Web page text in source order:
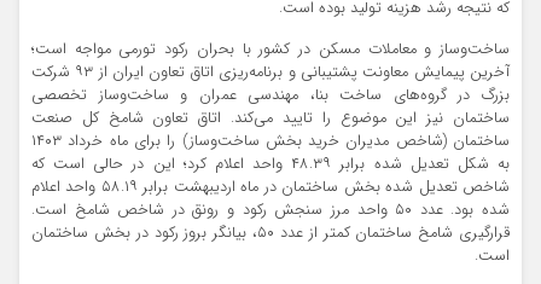
که نتیجه رشد هزینه تولید بوده است.
ساخت‌‌وساز و معاملات مسکن در کشور با بحران رکود تورمی مواجه است؛
آخرین پیمایش معاونت پشتیبانی و برنامه‌‌ریزی اتاق تعاون ایران از ۹۳ شرکت
بزرگ در گروه‌‌های ساخت بنا، مهندسی عمران و ساخت‌‌وساز تخصصی
ساختمان نیز این موضوع را تایید می‌کند. اتاق تعاون شامخ کل صنعت
ساختمان (شاخص مدیران خرید بخش ساخت‌‌وساز) را برای ماه خرداد ۱۴۰۳
به شکل تعدیل شده برابر ۴۸.۳۹ واحد اعلام کرد؛ این در حالی است که
شاخص تعدیل شده بخش ساختمان در ماه اردیبهشت برابر ۵۸.۱۹ واحد اعلام
شده بود. عدد ۵۰ واحد مرز سنجش رکود و رونق در شاخص شامخ است.
قرارگیری شامخ ساختمان کمتر از عدد ۵۰، بیانگر بروز رکود در بخش ساختمان
است.